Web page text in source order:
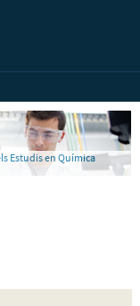
Estudis en Química